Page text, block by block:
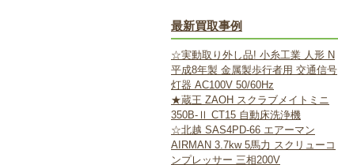
最新買取事例
☆実動取り外し品! 小糸工業 人形 N
平成8年製 金属製歩行者用 交通信号
灯器 AC100V 50/60Hz
★蔵王 ZAOH スクラブメイトミニ
350B-Ⅱ CT15 自動床洗浄機
☆北越 SAS4PD-66 エアーマン
AIRMAN 3.7kw 5馬力 スクリューコ
ンプレッサー 三相200V